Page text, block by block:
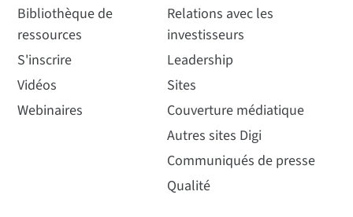
Bibliothèque de
ressources
S'inscrire
Vidéos
Webinaires
Relations avec les
investisseurs
Leadership
Sites
Couverture médiatique
Autres sites Digi
Communiqués de presse
Qualité